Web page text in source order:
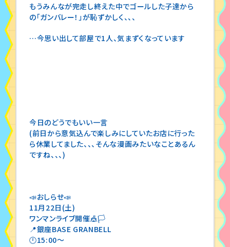
もうみんなが完走し終えた中でゴールした子達から
の「ガンバレー！」が恥ずかしく、、、
…今思い出して部屋で1人、気まずくなっています
今日のどうでもいい一言
(前日から意気込んで楽しみにしていたお店に行った
ら休業してました、、、そんな漫画みたいなことあるん
ですね、、、)
📣おしらせ📣
11月22日(土)
ワンマンライブ開催🎪🏳️
📍銀座BASE GRANBELL
🕛15:00〜